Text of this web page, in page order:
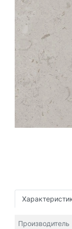
Производитель